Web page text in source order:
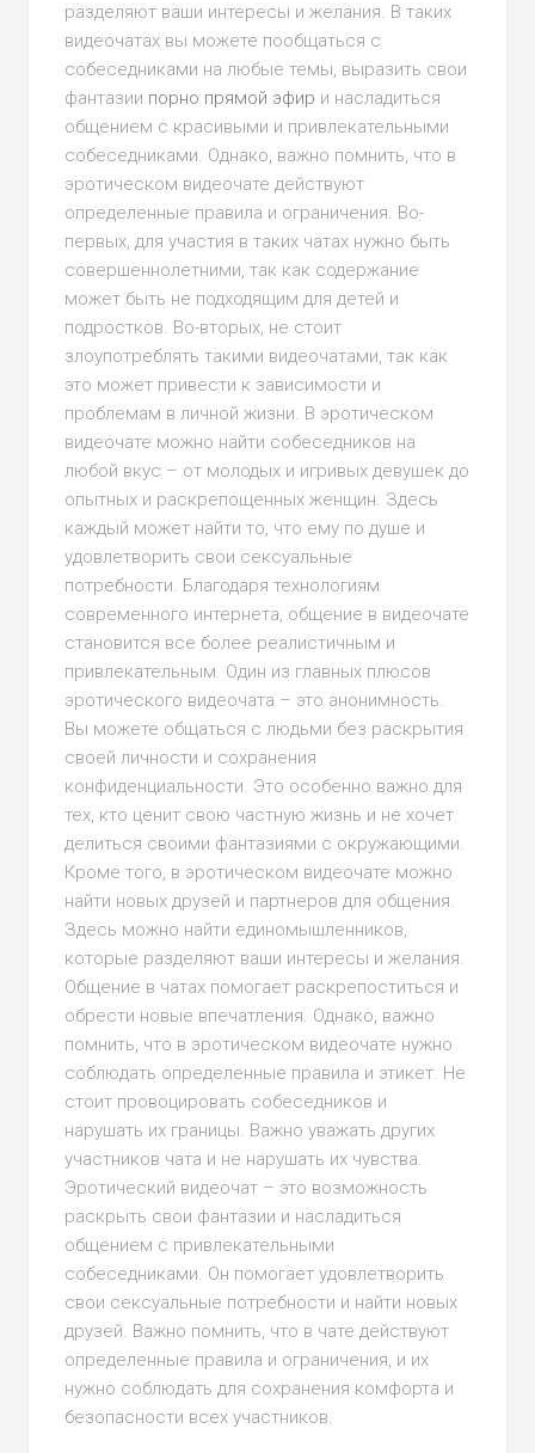
разделяют ваши интересы и желания. В таких
видеочатах вы можете пообщаться с
собеседниками на любые темы, выразить свои
фантазии порно прямой эфир и насладиться
общением с красивыми и привлекательными
собеседниками. Однако, важно помнить, что в
эротическом видеочате действуют
определенные правила и ограничения. Во-
первых, для участия в таких чатах нужно быть
совершеннолетними, так как содержание
может быть не подходящим для детей и
подростков. Во-вторых, не стоит
злоупотреблять такими видеочатами, так как
это может привести к зависимости и
проблемам в личной жизни. В эротическом
видеочате можно найти собеседников на
любой вкус – от молодых и игривых девушек до
опытных и раскрепощенных женщин. Здесь
каждый может найти то, что ему по душе и
удовлетворить свои сексуальные
потребности. Благодаря технологиям
современного интернета, общение в видеочате
становится все более реалистичным и
привлекательным. Один из главных плюсов
эротического видеочата – это анонимность.
Вы можете общаться с людьми без раскрытия
своей личности и сохранения
конфиденциальности. Это особенно важно для
тех, кто ценит свою частную жизнь и не хочет
делиться своими фантазиями с окружающими.
Кроме того, в эротическом видеочате можно
найти новых друзей и партнеров для общения.
Здесь можно найти единомышленников,
которые разделяют ваши интересы и желания.
Общение в чатах помогает раскрепоститься и
обрести новые впечатления. Однако, важно
помнить, что в эротическом видеочате нужно
соблюдать определенные правила и этикет. Не
стоит провоцировать собеседников и
нарушать их границы. Важно уважать других
участников чата и не нарушать их чувства.
Эротический видеочат – это возможность
раскрыть свои фантазии и насладиться
общением с привлекательными
собеседниками. Он помогает удовлетворить
свои сексуальные потребности и найти новых
друзей. Важно помнить, что в чате действуют
определенные правила и ограничения, и их
нужно соблюдать для сохранения комфорта и
безопасности всех участников.